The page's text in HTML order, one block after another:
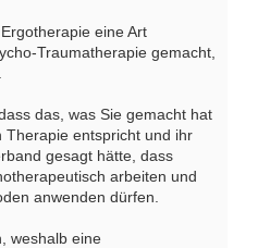
eine Art
Traumatherapie gemacht,
das, was Sie gemacht hat
Therapie entspricht und ihr
gesagt hätte, dass
arbeiten und
anwenden dürfen.
weshalb eine